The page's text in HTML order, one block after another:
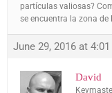
partículas valiosas?
se encuentra la zona de
June 29, 2016 at 4:01
David